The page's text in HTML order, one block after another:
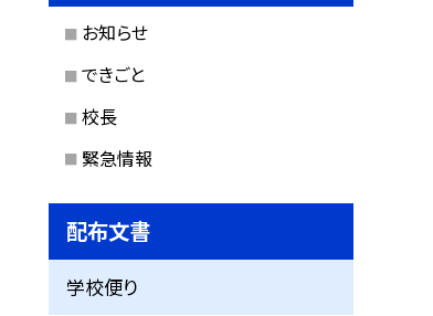
お知らせ
できごと
校長
緊急情報
配布文書
学校便り